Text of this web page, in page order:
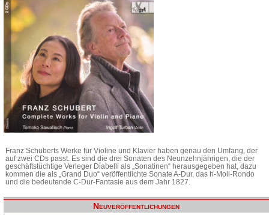
Franz Schuberts Werke für Violine und Klavier haben genau den Umfang, der
auf zwei CDs passt. Es sind die drei Sonaten des Neunzehnjährigen, die der
geschäftstüchtige Verleger Diabelli als „Sonatinen“ herausgegeben hat, dazu
kommen die als „Grand Duo“ veröffentlichte Sonate A-Dur, das h-Moll-Rondo
und die bedeutende C-Dur-Fantasie aus dem Jahr 1827.
Neuveröffentlichungen